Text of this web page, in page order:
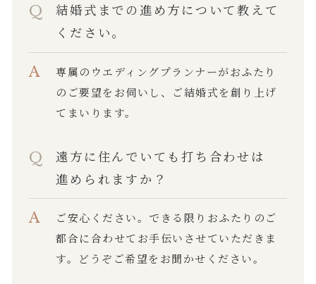
結婚式までの進め方について教えて
ください。
専属のウエディングプランナーがおふたり
のご要望をお伺いし、ご結婚式を創り上げ
てまいります。
遠方に住んでいても打ち合わせは
進められますか？
ご安心ください。できる限りおふたりのご
都合に合わせてお手伝いさせていただきま
す。どうぞご希望をお聞かせください。